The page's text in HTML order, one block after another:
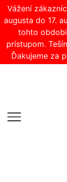
Vážení
augusta do 17.
tohto
prístupom.
Ďakujeme za